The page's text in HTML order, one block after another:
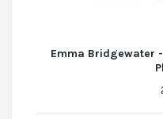
Emma Bridgewater